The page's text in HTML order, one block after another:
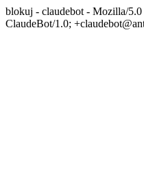
blokuj - claudebot - Mozilla/
ClaudeBot/1.0;